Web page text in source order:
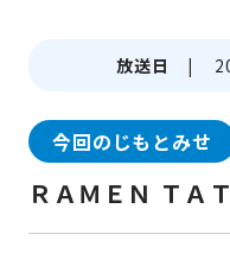
放送日 |
今回のじもとみせ
ＲＡＭＥＮ ＴＡ